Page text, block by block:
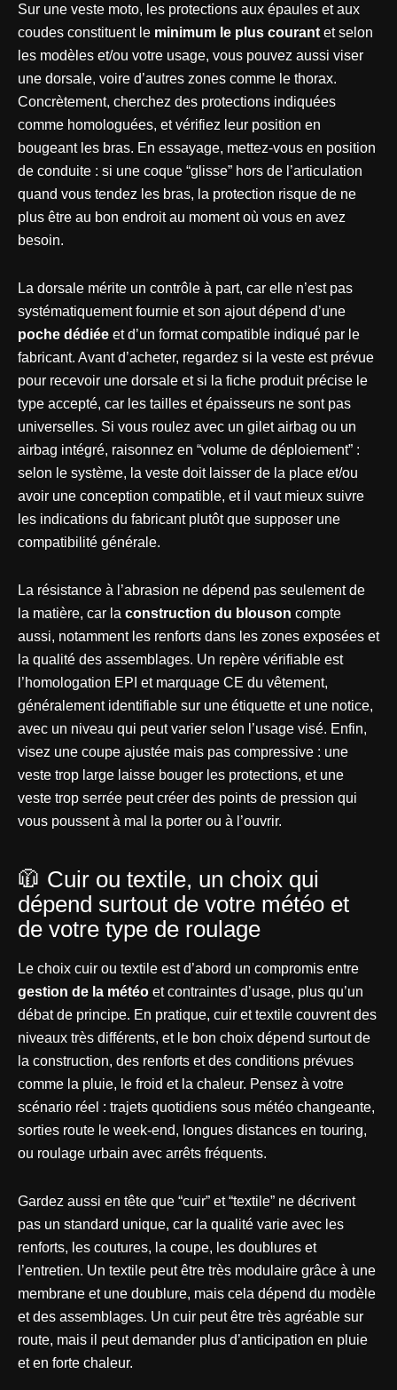
Sur une veste moto, les protections aux épaules et aux
coudes constituent le minimum le plus courant et selon
les modèles et/ou votre usage, vous pouvez aussi viser
une dorsale, voire d’autres zones comme le thorax.
Concrètement, cherchez des protections indiquées
comme homologuées, et vérifiez leur position en
bougeant les bras. En essayage, mettez-vous en position
de conduite : si une coque “glisse” hors de l’articulation
quand vous tendez les bras, la protection risque de ne
plus être au bon endroit au moment où vous en avez
besoin.
La dorsale mérite un contrôle à part, car elle n’est pas
systématiquement fournie et son ajout dépend d’une
poche dédiée et d’un format compatible indiqué par le
fabricant. Avant d’acheter, regardez si la veste est prévue
pour recevoir une dorsale et si la fiche produit précise le
type accepté, car les tailles et épaisseurs ne sont pas
universelles. Si vous roulez avec un gilet airbag ou un
airbag intégré, raisonnez en “volume de déploiement” :
selon le système, la veste doit laisser de la place et/ou
avoir une conception compatible, et il vaut mieux suivre
les indications du fabricant plutôt que supposer une
compatibilité générale.
La résistance à l’abrasion ne dépend pas seulement de
la matière, car la construction du blouson compte
aussi, notamment les renforts dans les zones exposées et
la qualité des assemblages. Un repère vérifiable est
l’homologation EPI et marquage CE du vêtement,
généralement identifiable sur une étiquette et une notice,
avec un niveau qui peut varier selon l’usage visé. Enfin,
visez une coupe ajustée mais pas compressive : une
veste trop large laisse bouger les protections, et une
veste trop serrée peut créer des points de pression qui
vous poussent à mal la porter ou à l’ouvrir.
🧥 Cuir ou textile, un choix qui
dépend surtout de votre météo et
de votre type de roulage
Le choix cuir ou textile est d’abord un compromis entre
gestion de la météo et contraintes d’usage, plus qu’un
débat de principe. En pratique, cuir et textile couvrent des
niveaux très différents, et le bon choix dépend surtout de
la construction, des renforts et des conditions prévues
comme la pluie, le froid et la chaleur. Pensez à votre
scénario réel : trajets quotidiens sous météo changeante,
sorties route le week-end, longues distances en touring,
ou roulage urbain avec arrêts fréquents.
Gardez aussi en tête que “cuir” et “textile” ne décrivent
pas un standard unique, car la qualité varie avec les
renforts, les coutures, la coupe, les doublures et
l’entretien. Un textile peut être très modulaire grâce à une
membrane et une doublure, mais cela dépend du modèle
et des assemblages. Un cuir peut être très agréable sur
route, mais il peut demander plus d’anticipation en pluie
et en forte chaleur.